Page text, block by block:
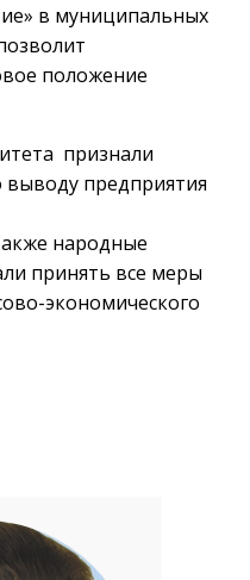
в муниципальных
положение
признали
предприятия
народные
принять все меры
экономического